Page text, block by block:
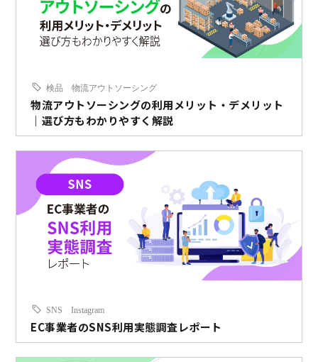
検品 物流アウトソーシング
物流アウトソーシングの利用メリット・デメリット
｜選び方もわかりやすく解説
SNS Instagram
EC事業者のSNS利用実態調査レポート